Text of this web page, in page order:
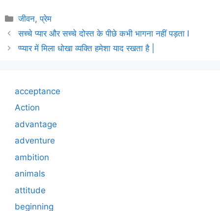
Categories
जीवन,प्रेम
सच्चे प्यार और सच्चे दोस्त के पीछे कभी भागना नहीं पड़ता I
प्प्यार में मिला धोखा व्यक्ति हमेशा याद रखता है |
acceptance
Action
advantage
adventure
ambition
animals
attitude
beginning